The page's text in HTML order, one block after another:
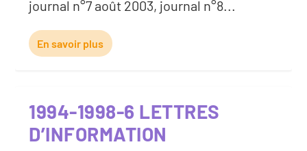
journal n°7 août 2003, journal n°8...
En savoir plus
1994-1998-6 LETTRES
D’INFORMATION